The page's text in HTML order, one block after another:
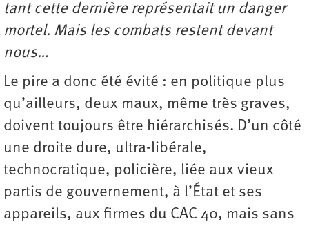
tant cette dernière représentait un danger
mortel. Mais les combats restent devant
nous…
Le pire a donc été évité : en politique plus
qu’ailleurs, deux maux, même très graves,
doivent toujours être hiérarchisés. D’un côté
une droite dure, ultra-libérale,
technocratique, policière, liée aux vieux
partis de gouvernement, à l’État et ses
appareils, aux firmes du CAC 40, mais sans